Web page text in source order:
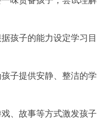
孩子的能力设定学习目
子提供安静、整洁的学
、故事等方式激发孩子